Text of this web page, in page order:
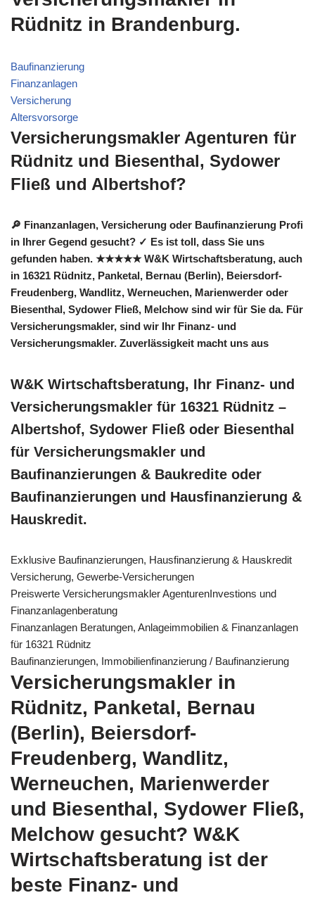
Rüdnitz in Brandenburg.
Baufinanzierung
Finanzanlagen
Versicherung
Altersvorsorge
Versicherungsmakler Agenturen für
Rüdnitz und Biesenthal, Sydower
Fließ und Albertshof?
🔎 Finanzanlagen, Versicherung oder Baufinanzierung Profi
in Ihrer Gegend gesucht? ✓ Es ist toll, dass Sie uns
gefunden haben. ★★★★★ W&K Wirtschaftsberatung, auch
in 16321 Rüdnitz, Panketal, Bernau (Berlin), Beiersdorf-
Freudenberg, Wandlitz, Werneuchen, Marienwerder oder
Biesenthal, Sydower Fließ, Melchow sind wir für Sie da. Für
Versicherungsmakler, sind wir Ihr Finanz- und
Versicherungsmakler. Zuverlässigkeit macht uns aus
W&K Wirtschaftsberatung, Ihr Finanz- und
Versicherungsmakler für 16321 Rüdnitz –
Albertshof, Sydower Fließ oder Biesenthal
für Versicherungsmakler und
Baufinanzierungen & Baukredite oder
Baufinanzierungen und Hausfinanzierung &
Hauskredit.
Exklusive Baufinanzierungen, Hausfinanzierung & Hauskredit
Versicherung, Gewerbe-Versicherungen
Preiswerte Versicherungsmakler AgenturenInvestions und
Finanzanlagenberatung
Finanzanlagen Beratungen, Anlageimmobilien & Finanzanlagen
für 16321 Rüdnitz
Baufinanzierungen, Immobilienfinanzierung / Baufinanzierung
Versicherungsmakler in
Rüdnitz, Panketal, Bernau
(Berlin), Beiersdorf-
Freudenberg, Wandlitz,
Werneuchen, Marienwerder
und Biesenthal, Sydower Fließ,
Melchow gesucht? W&K
Wirtschaftsberatung ist der
beste Finanz- und